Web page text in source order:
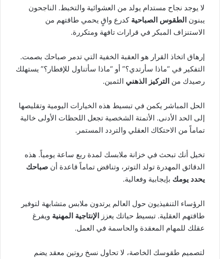
لا يوجد نجاح مستدام يولد من العشوائية والتخبط. الناجحون
يبنون الطقوس الصباحية كدرع واقٍ يحمي طاقتهم من
الاستنزاف المبكر في قرارات تافهة ومتكررة.
إرهاق اتخاذ القرار هو العقبة الخفية التي تدمر صباحك بصمت.
التفكير في “ماذا سأرتدي؟” أو “ماذا سأتناول للإفطار؟” يستهلك
رصيدك من التركيز الذهني الثمين.
الحل المباشر يكمن في تبسيط هذه الخيارات اليومية وتقليصها
إلى الحد الأدنى. الأتمتة الشخصية تجعل اللحظات الأولى خالية
تماماً من الاحتكاك العقلي والتردد المستمر.
تخيل أنك تبحث في خزانة ملابسك لمدة ربع ساعة يومياً. هذه
الدقائق المهدرة تولد التوتر، وتناقض تماماً قاعدة أن صباحك
يحدد يومك بإيجابية وفعالية.
الرؤساء التنفيذيون حول العالم يرتدون ملابس متشابهة لتوفير
طاقتهم العقلية. تبسيط حياتك يعزز الإنتاجية المهنية ويفرغ
عقلك للمهام المعقدة والحاسمة في العمل.
لتصميم طقوسك الخاصة، لا تحاول نسخ روتين معقد يضم